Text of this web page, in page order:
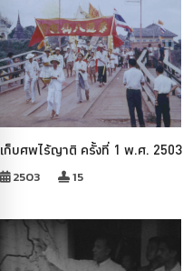
เก็บศพไร้ญาติ ครั้งที่ 1 พ.ศ. 2503
2503 15